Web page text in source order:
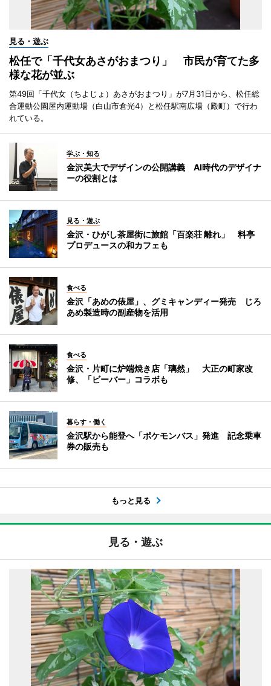
見る・遊ぶ
松任で「千代女あさがおまつり」 市民が育てた多
様な花が並ぶ
第49回「千代女（ちよじょ）あさがおまつり」が7月31日から、松任総
合運動公園屋内運動場（白山市倉光4）と松任駅南広場（殿町）で行わ
れている。
学ぶ・知る
金沢美大でデザインの公開講義 AI時代のデザイナ
ーの役割とは
見る・遊ぶ
金沢・ひがし茶屋街に旅館「百楽荘 離れ」 料亭
プロデュースの和カフェも
食べる
金沢「あめの俵屋」、グミキャンディー発売 じろ
あめ製造時の副産物を活用
食べる
金沢・片町に炉端焼き店「璃然」 大正の町家改
修、「ビーバー」コラボも
暮らす・働く
金沢駅から能登へ「ポケモンバス」発進 記念乗車
券の販売も
もっと見る
見る・遊ぶ